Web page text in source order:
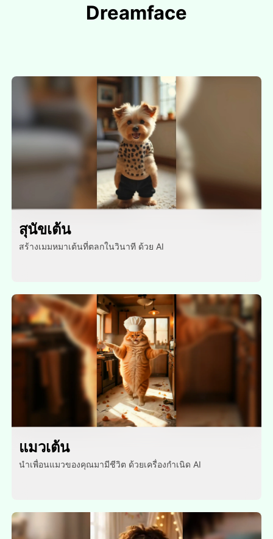
Dreamface
สุนัขเต้น
สร้างเมมหมาเต้นที่ตลกในวินาที ด้วย AI
แมวเต้น
นําเพื่อนแมวของคุณมามีชีวิต ด้วยเครื่องกําเนิด AI